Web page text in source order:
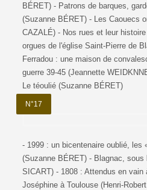
BÉRET) - Patrons de barques,
(Suzanne BÉRET) - Les Caouecs
CAZALÉ) - Nos rues et leur
orgues de l'église Saint-Pierre de
Ferradou : une maison de
guerre 39-45 (Jeannette
Le téoulié (Suzanne BÉRET)
N°17
- 1999 : un bicentenaire oublié, les
(Suzanne BÉRET) - Blagnac,
SICART) - 1808 : Attendus en vain
Joséphine à Toulouse (Henri-